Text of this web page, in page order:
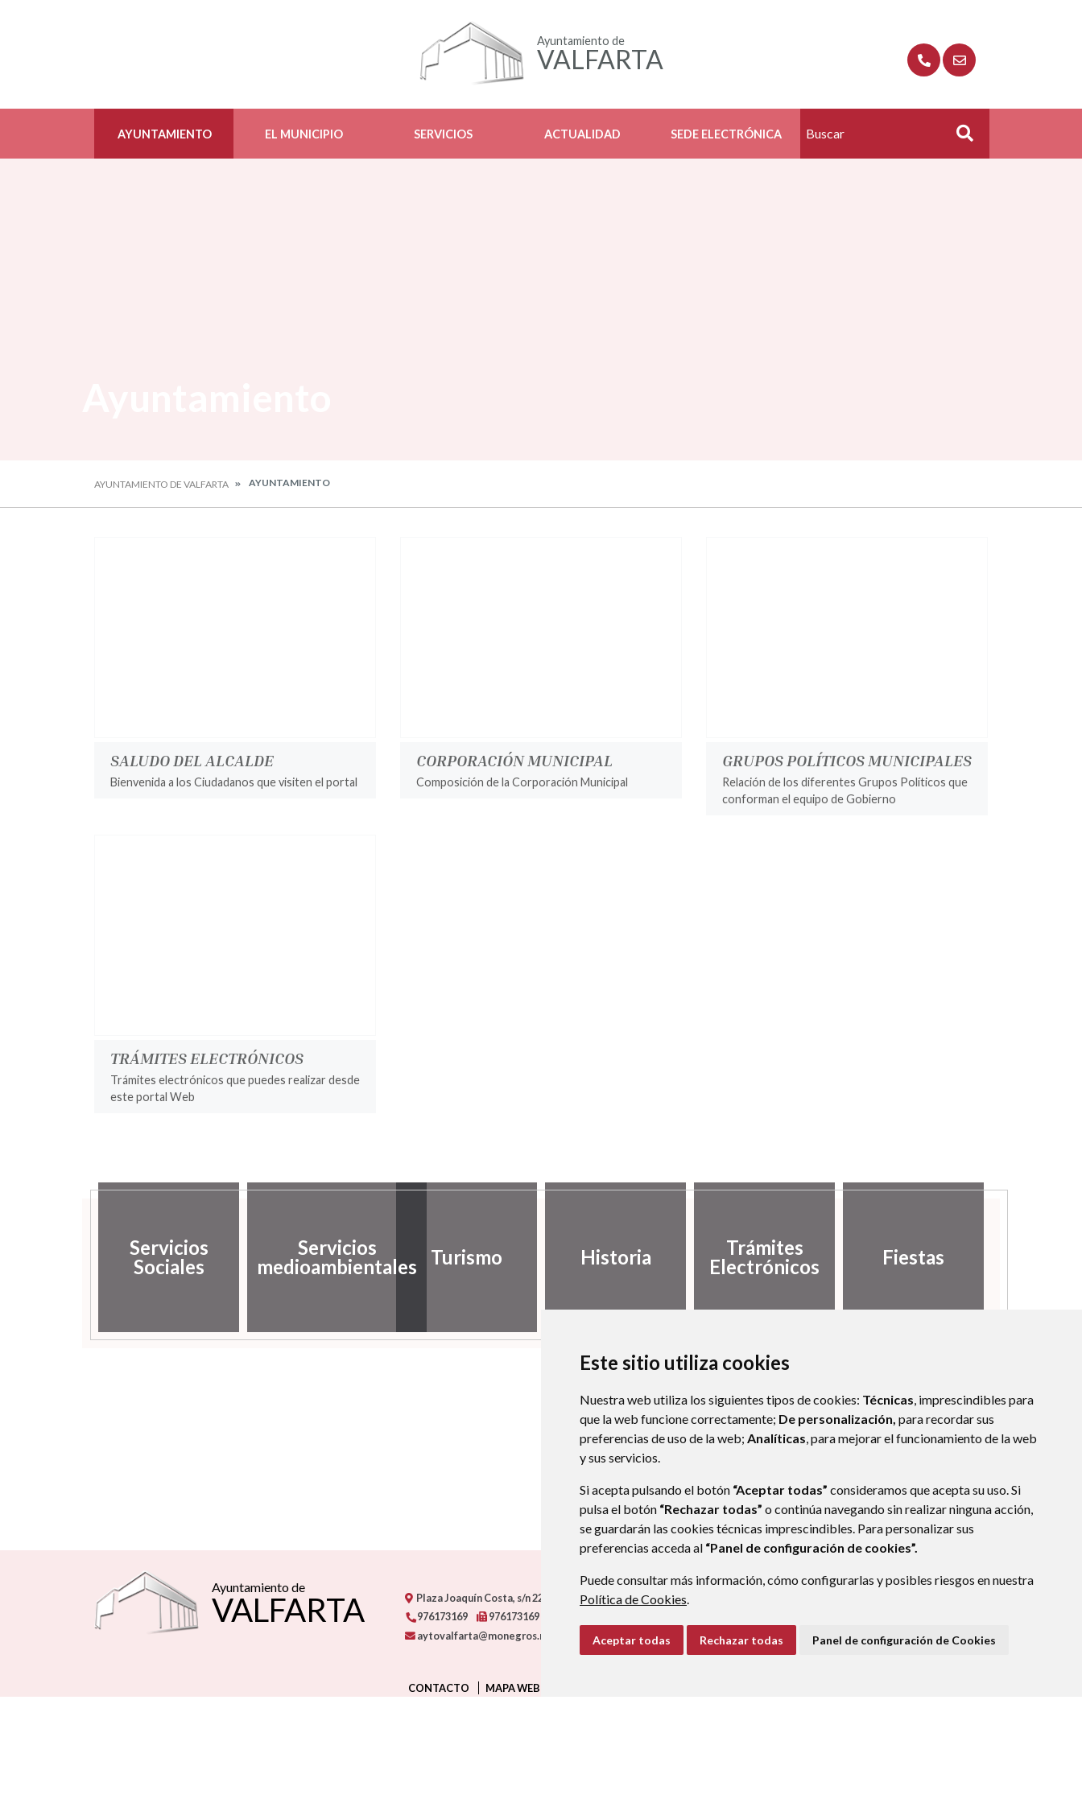
Este sitio utiliza cookies
Nuestra web utiliza los siguientes tipos de cookies: Técnicas, imprescindibles para
que la web funcione correctamente; De personalización, para recordar sus
preferencias de uso de la web; Analíticas, para mejorar el funcionamiento de la web
y sus servicios.
Si acepta pulsando el botón “Aceptar todas” consideramos que acepta su uso. Si
pulsa el botón “Rechazar todas” o continúa navegando sin realizar ninguna acción,
se guardarán las cookies técnicas imprescindibles. Para personalizar sus
preferencias acceda al “Panel de configuración de cookies”.
Puede consultar más información, cómo configurarlas y posibles riesgos en nuestra
Política de Cookies.
Aceptar todas Rechazar todas Panel de configuración de Cookies
Ayuntamiento de
VALFARTA
AYUNTAMIENTO EL MUNICIPIO SERVICIOS ACTUALIDAD SEDE ELECTRÓNICA Buscar
AYUNTAMIENTO DE VALFARTA AYUNTAMIENTO
SALUDO DEL ALCALDE
Bienvenida a los Ciudadanos que visiten el portal
CORPORACIÓN MUNICIPAL
Composición de la Corporación Municipal
GRUPOS POLÍTICOS MUNICIPALES
Relación de los diferentes Grupos Políticos que
conforman el equipo de Gobierno
TRÁMITES ELECTRÓNICOS
Trámites electrónicos que puedes realizar desde
este portal Web
Servicios
Sociales
Servicios
medioambientales
Turismo Historia
Trámites
Electrónicos
Fiestas
Ayuntamiento de
VALFARTA Plaza Joaquín Costa, s/n22223 VALFARTA (HUESCA)- ARAGÓN
976173169
976173169
aytovalfarta@monegros.net
CONTACTO MAPA WEB